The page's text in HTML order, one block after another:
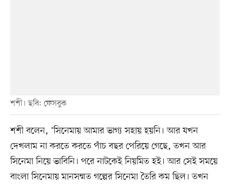
শশী। ছবি: ফেসবুক
শশী বলেন, ‘সিনেমায় আমার ভাগ্য সহায় হয়নি। আর যখন
দেখলাম না করতে করতে পাঁচ বছর পেরিয়ে গেছে, তখন আর
সিনেমা নিয়ে ভাবিনি। পরে নাটকেই নিয়মিত হই। আর সেই সময়ে
বাংলা সিনেমায় মানসম্মত গল্পের সিনেমা তৈরি কম ছিল। তখন